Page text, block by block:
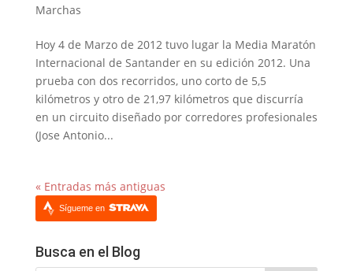
Marchas
Hoy 4 de Marzo de 2012 tuvo lugar la Media Maratón
Internacional de Santander en su edición 2012. Una
prueba con dos recorridos, uno corto de 5,5
kilómetros y otro de 21,97 kilómetros que discurría
en un circuito diseñado por corredores profesionales
(Jose Antonio...
« Entradas más antiguas
Sígueme en
Busca en el Blog